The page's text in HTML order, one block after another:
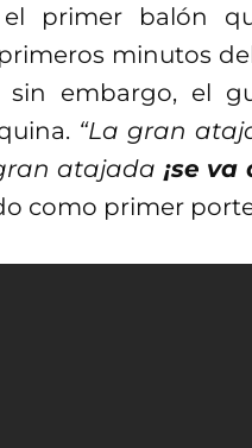
primer balón
minutos
sin embargo, el
“La gran
atajada ¡se va
como primer